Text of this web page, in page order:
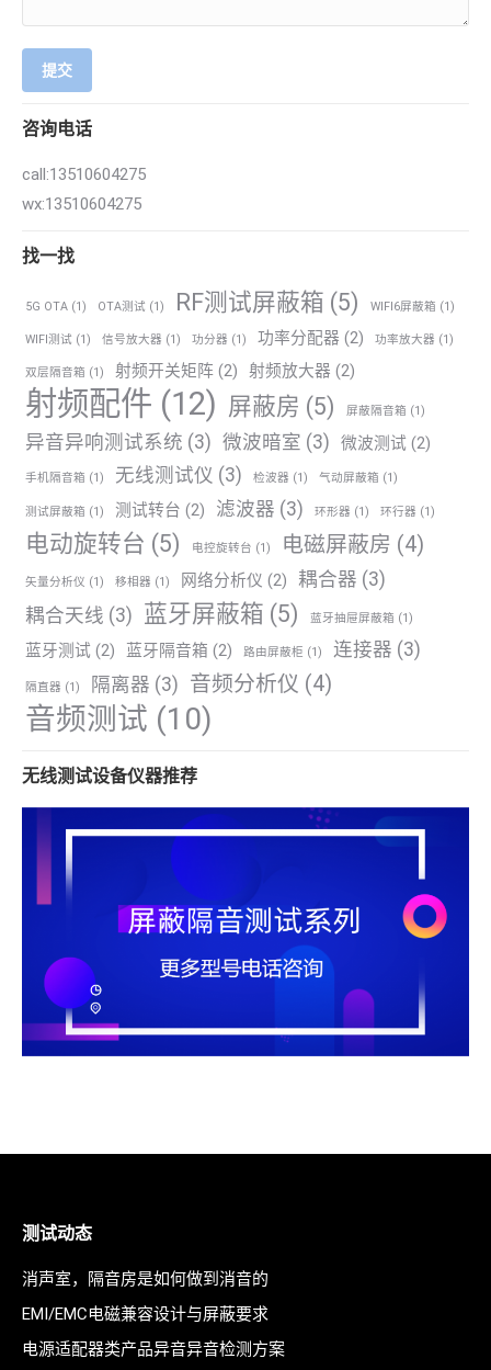
提交
咨询电话
call:13510604275
wx:13510604275
找一找
5G OTA (1) OTA测试 (1) RF测试屏蔽箱 (5) WIFI6屏蔽箱 (1)
WIFI测试 (1) 信号放大器 (1) 功分器 (1) 功率分配器 (2) 功率放大器 (1)
双层隔音箱 (1) 射频开关矩阵 (2) 射频放大器 (2)
射频配件 (12) 屏蔽房 (5) 屏蔽隔音箱 (1)
异音异响测试系统 (3) 微波暗室 (3) 微波测试 (2)
手机隔音箱 (1) 无线测试仪 (3) 检波器 (1) 气动屏蔽箱 (1)
测试屏蔽箱 (1) 测试转台 (2) 滤波器 (3) 环形器 (1) 环行器 (1)
电动旋转台 (5) 电控旋转台 (1) 电磁屏蔽房 (4)
矢量分析仪 (1) 移相器 (1) 网络分析仪 (2) 耦合器 (3)
耦合天线 (3) 蓝牙屏蔽箱 (5) 蓝牙抽屉屏蔽箱 (1)
蓝牙测试 (2) 蓝牙隔音箱 (2) 路由屏蔽柜 (1) 连接器 (3)
隔直器 (1) 隔离器 (3) 音频分析仪 (4)
音频测试 (10)
无线测试设备仪器推荐
测试动态
消声室，隔音房是如何做到消音的
EMI/EMC电磁兼容设计与屏蔽要求
电源适配器类产品异音异音检测方案